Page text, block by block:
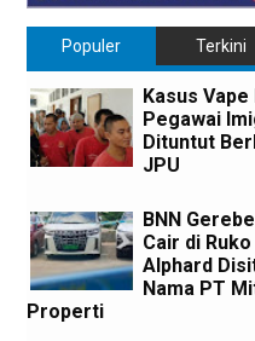
Populer Terkini
Kasus
Pegawai
Dituntut
JPU
BNN
Cair di
Alphard
Nama PT
Properti